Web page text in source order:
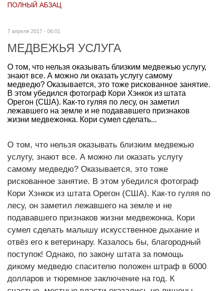
ПОЛНЫЙ АБЗАЦ
7 апреля 2017 - 06:01
МЕДВЕЖЬЯ УСЛУГА
О том, что нельзя оказывать близким медвежью услугу,
знают все. А можно ли оказать услугу самому
медведю? Оказывается, это тоже рискованное занятие.
В этом убедился фотограф Кори Хэнкок из штата
Орегон (США). Как-то гуляя по лесу, он заметил
лежавшего на земле и не подававшего признаков
жизни медвежонка. Кори сумел сделать...
О том, что нельзя оказывать близким медвежью
услугу, знают все. А можно ли оказать услугу
самому медведю? Оказывается, это тоже
рискованное занятие. В этом убедился фотограф
Кори Хэнкок из штата Орегон (США). Как-то гуляя по
лесу, он заметил лежавшего на земле и не
подававшего признаков жизни медвежонка. Кори
сумел сделать малышу искусственное дыхание и
отвёз его к ветеринару. Казалось бы, благородный
поступок! Однако, по закону штата за помощь
дикому медведю спасителю положен штраф в 6000
долларов и тюремное заключение на год. К